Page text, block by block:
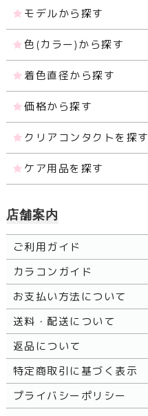
モデルから探す
色(カラー)から探す
着色直径から探す
価格から探す
クリアコンタクトを探す
ケア用品を探す
店舗案内
ご利用ガイド
カラコンガイド
お支払い方法について
送料・配送について
返品について
特定商取引に基づく表示
プライバシーポリシー